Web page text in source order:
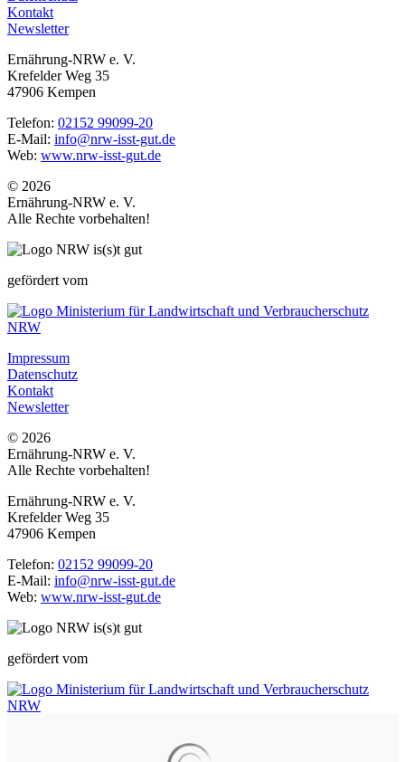
Kontakt
Newsletter
Ernährung-NRW e. V.
Krefelder Weg 35
47906 Kempen
Telefon: 02152 99099-20
E-Mail: info@nrw-isst-gut.de
Web: www.nrw-isst-gut.de
© 2026
Ernährung-NRW e. V.
Alle Rechte vorbehalten!
gefördert vom
Impressum
Datenschutz
Kontakt
Newsletter
© 2026
Ernährung-NRW e. V.
Alle Rechte vorbehalten!
Ernährung-NRW e. V.
Krefelder Weg 35
47906 Kempen
Telefon: 02152 99099-20
E-Mail: info@nrw-isst-gut.de
Web: www.nrw-isst-gut.de
gefördert vom